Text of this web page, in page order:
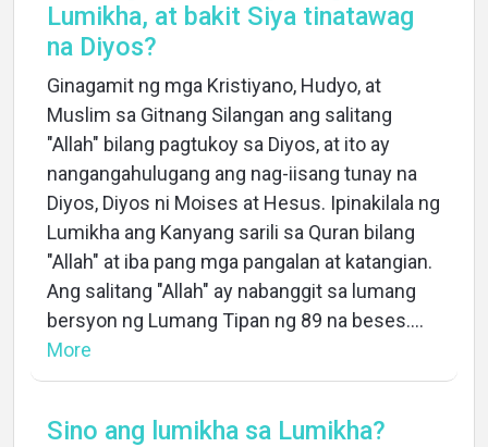
Lumikha, at bakit Siya tinatawag
na Diyos?
Ginagamit ng mga Kristiyano, Hudyo, at
Muslim sa Gitnang Silangan ang salitang
"Allah" bilang pagtukoy sa Diyos, at ito ay
nangangahulugang ang nag-iisang tunay na
Diyos, Diyos ni Moises at Hesus. Ipinakilala ng
Lumikha ang Kanyang sarili sa Quran bilang
"Allah" at iba pang mga pangalan at katangian.
Ang salitang "Allah" ay nabanggit sa lumang
bersyon ng Lumang Tipan ng 89 na beses....
More
Sino ang lumikha sa Lumikha?